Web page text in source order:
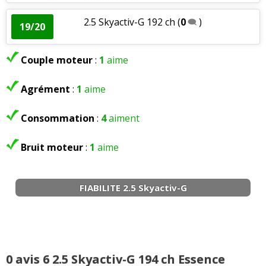
19/20 2.5 Skyactiv-G 192 ch (0 )
Couple moteur: 1 aime
Agrément : 1 aime
Consommation : 4aiment
Bruit moteur: 1 aime
FIABILITE 2.5 Skyactiv-G
0 avis 6 2.5 Skyactiv-G 194 ch Essence